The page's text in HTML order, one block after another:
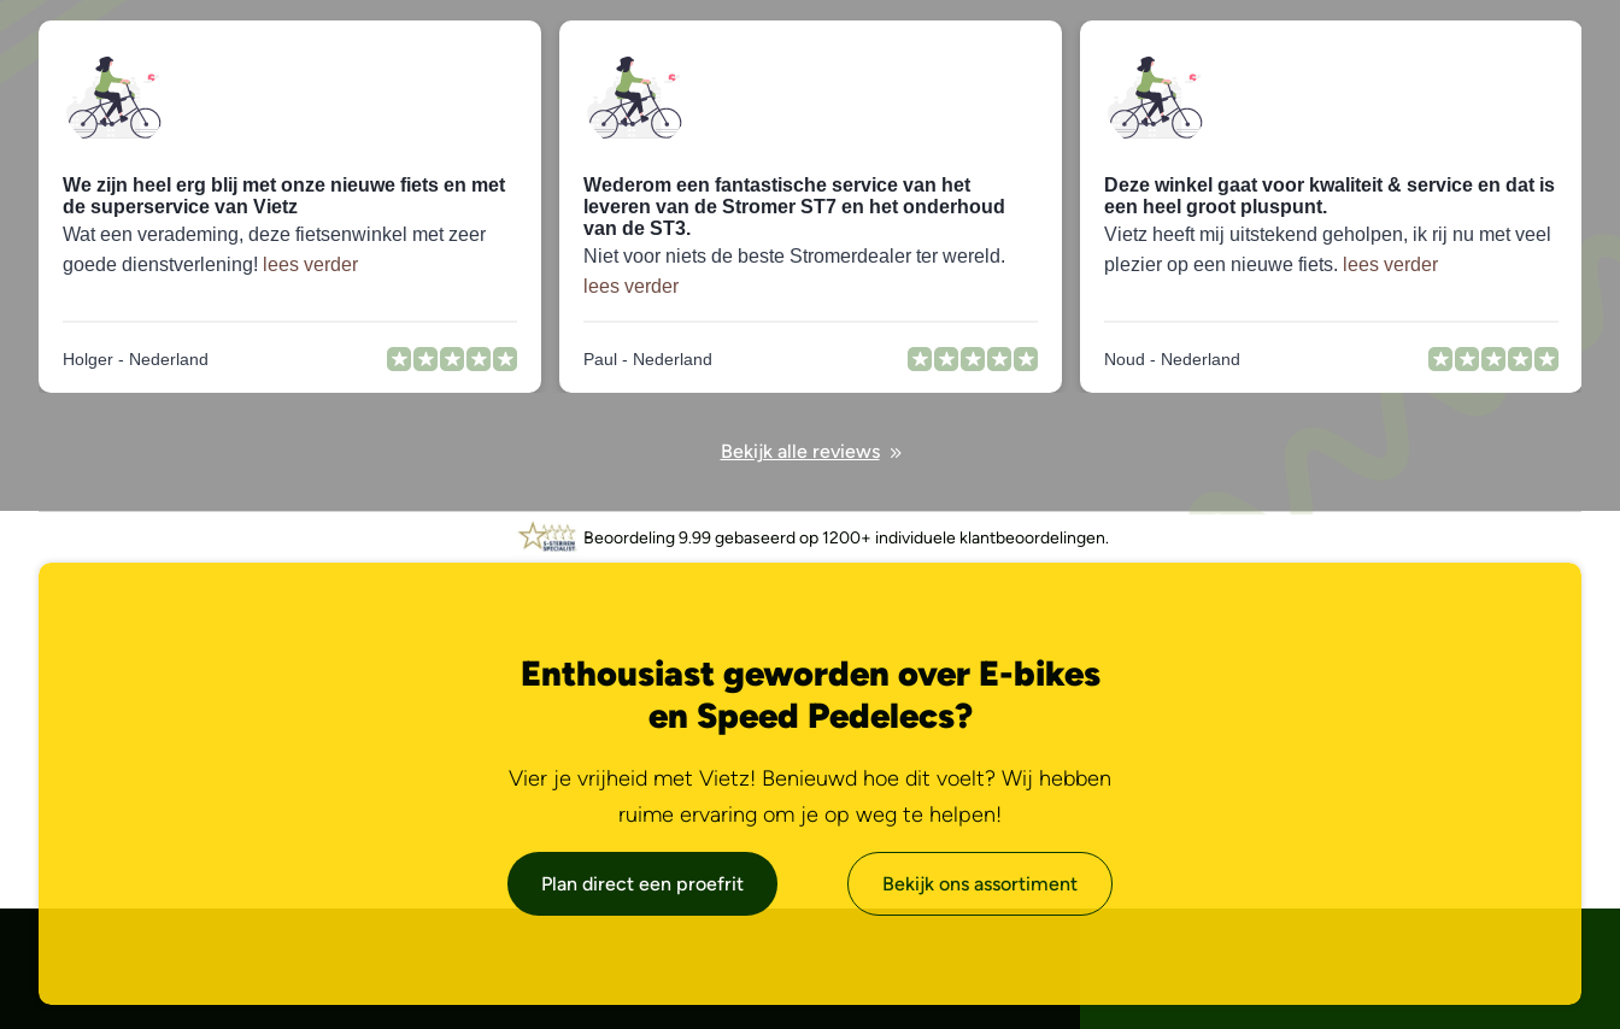
We zijn heel erg blij met onze nieuwe fiets en met
de superservice van Vietz
Wat een verademing, deze fietsenwinkel met zeer
goede dienstverlening! lees verder
Holger - Nederland
Wederom een fantastische service van het
leveren van de Stromer ST7 en het onderhoud
van de ST3.
Niet voor niets de beste Stromerdealer ter wereld.
lees verder
Paul - Nederland
Deze winkel gaat voor kwaliteit & service en dat is
een heel groot pluspunt.
Vietz heeft mij uitstekend geholpen, ik rij nu met veel
plezier op een nieuwe fiets. lees verder
Noud - Nederland
Bekijk alle reviews
Beoordeling 9.99 gebaseerd op 1200+ individuele klantbeoordelingen.
Enthousiast geworden over E-bikes
en Speed Pedelecs?
Vier je vrijheid met Vietz! Benieuwd hoe dit voelt? Wij hebben
ruime ervaring om je op weg te helpen!
Plan direct een proefrit Bekijk ons assortiment